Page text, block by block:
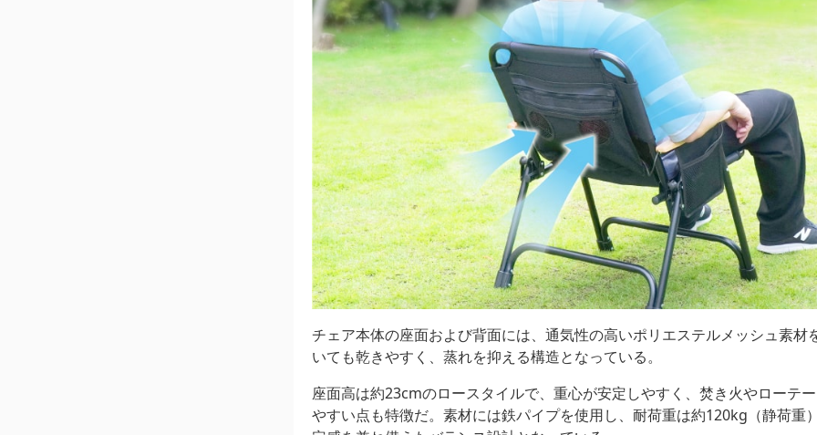
チェア本体の座面および背面には、通気性の高いポリエステルメッシュ素材
いても乾きやすく、蒸れを抑える構造となっている。
座面高は約23cmのロースタイルで、重心が安定しやすく、焚き火やローテ
やすい点も特徴だ。素材には鉄パイプを使用し、耐荷重は約120kg（静荷重